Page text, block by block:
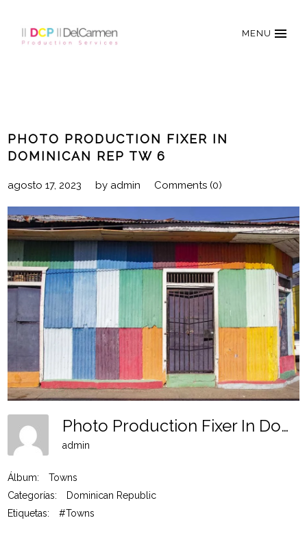
MENU
PHOTO PRODUCTION FIXER IN
DOMINICAN REP TW 6
agosto 17, 2023 by admin Comments (0)
Photo Production Fixer In Dominican Rep Tw 6
admin
Álbum:
Towns
Categorías:
Dominican Republic
Etiquetas:
#Towns